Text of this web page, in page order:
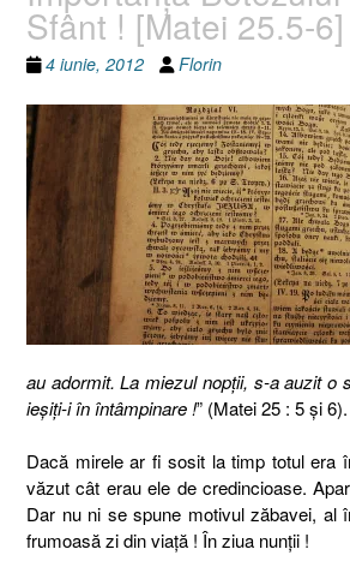
Sfânt ! [Matei 25.5-6]
4 iunie, 2012 Florin
au adormit. La miezul nopţii, s-a auzit o
ieşiţi-i în întâmpinare !” (Matei 25 : 5 şi 6).
Dacă mirele ar fi sosit la timp totul era
văzut cât erau ele de credincioase.
Dar nu ni se spune motivul zăbavei, al
frumoasă zi din viaţă ! În ziua nunţii !